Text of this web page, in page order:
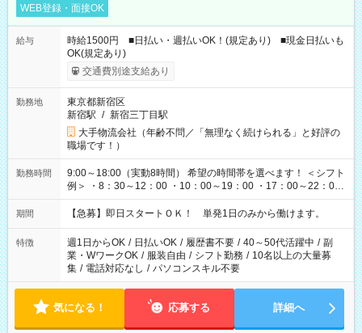
WEB登録・面接OK
給与
時給1500円 ■日払い・週払いOK！(規定あり) ■現金日払いも
OK(規定あり)
交通費別途支給あり
勤務地
東京都新宿区
新宿駅 / 新宿三丁目駅
大手物流会社（年齢不問／「無理なく続けられる」と好評の
職場です！）
勤務時間
9:00～18:00（実動8時間） 希望の時間帯を選べます！ ＜シフト
例＞ ・8：30～12：00 ・10：00～19：00 ・17：00～22：00
・13：00～22：00 ・22：00～翌6：00 など
期間 【急募】即日スタートＯＫ！ 単発1日のみから働けます。
特徴 週1日からOK / 日払いOK / 履歴書不要 / 40～50代活躍中 / 副
業・WワークOK / 服装自由 / シフト勤務 / 10名以上の大量募
集 / 電話対応なし / パソコンスキル不要
気になる！ 応募する 詳細へ